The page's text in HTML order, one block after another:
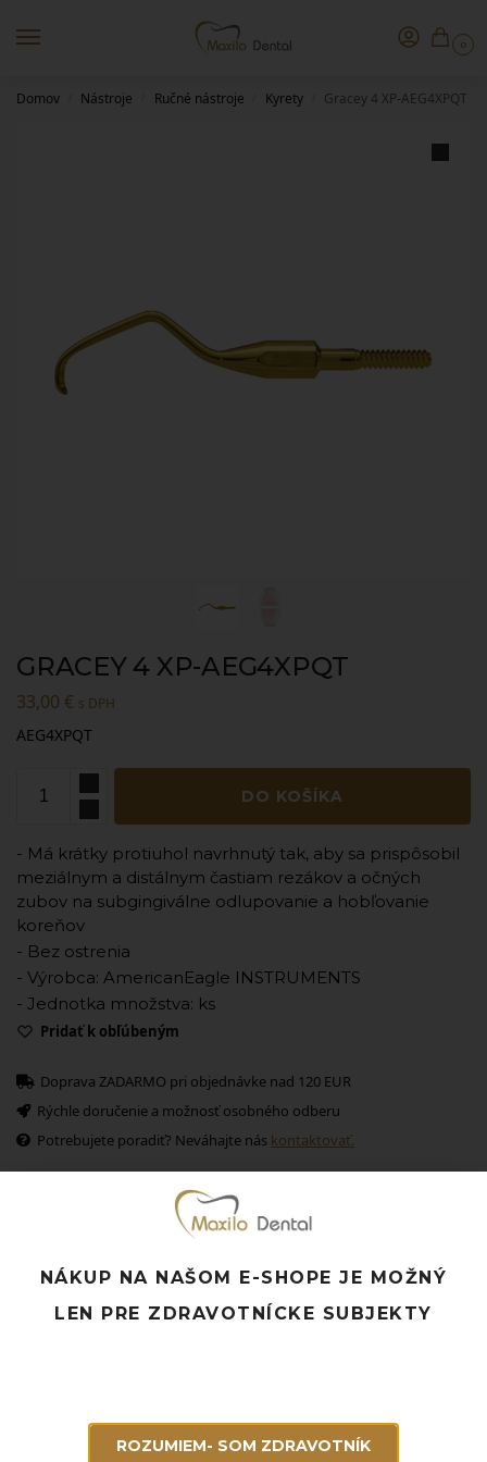
0
Domov Nástroje Ručné nástroje Kyrety Gracey 4 XP-AEG4XPQT
GRACEY 4 XP-AEG4XPQT
33,00 € s DPH
AEG4XPQT
DO KOŠÍKA
- Má krátky protiuhol navrhnutý tak, aby sa prispôsobil
meziálnym a distálnym častiam rezákov a očných
zubov na subgingiválne odlupovanie a hobľovanie
koreňov
- Bez ostrenia
- Výrobca: AmericanEagle INSTRUMENTS
- Jednotka množstva: ks
Pridať k obľúbeným
Doprava ZADARMO pri objednávke nad 120 EUR
Rýchle doručenie a možnosť osobného odberu
Potrebujete poradiť? Neváhajte nás kontaktovať.
NÁKUP NA NAŠOM E-SHOPE JE MOŽNÝ
LEN PRE ZDRAVOTNÍCKE SUBJEKTY
ROZUMIEM- SOM ZDRAVOTNÍK